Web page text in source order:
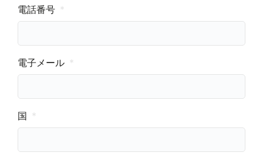
電話番号
電子メール
国